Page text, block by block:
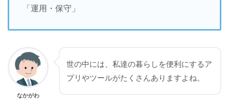
「運用・保守」
なかがわ
世の中には、私達の暮らしを便利にするア
プリやツールがたくさんありますよね。